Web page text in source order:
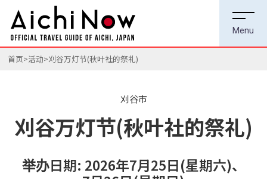
首页 活动 刈谷万灯节(秋叶社的祭礼)
刈谷市
刈谷万灯节(秋叶社的祭礼)
举办日期: 2026年7月25日(星期六)、